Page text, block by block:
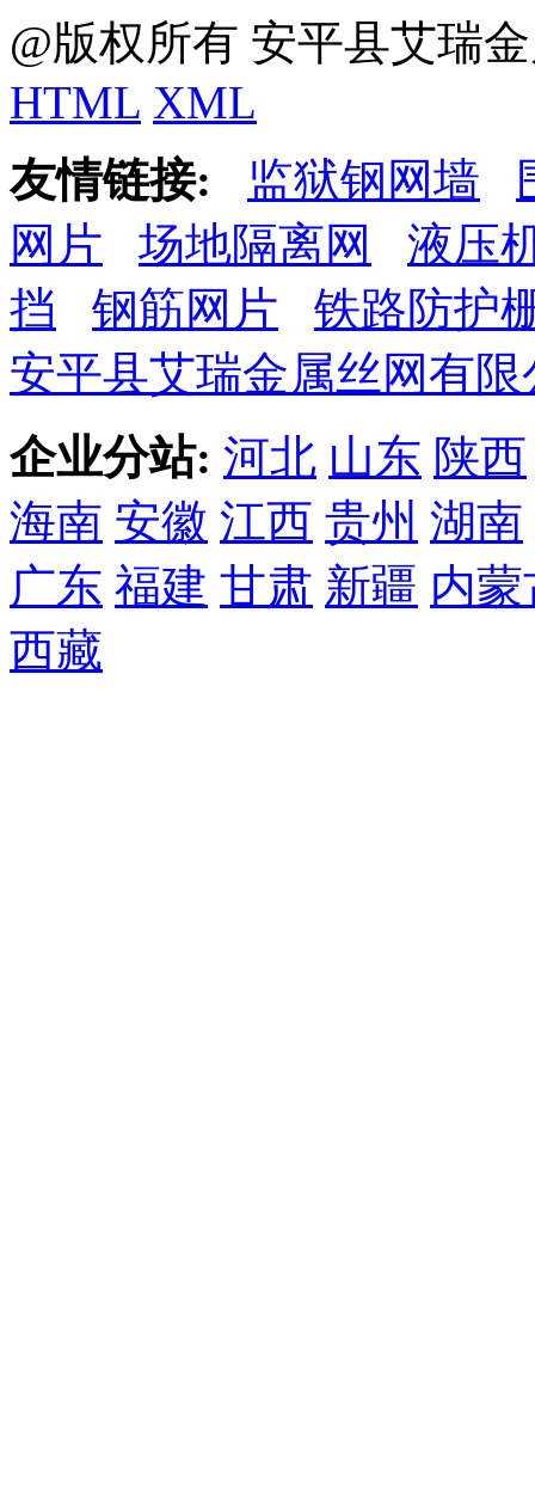
@版权所有 安平县艾瑞
HTML XML
友情链接:
监狱钢网墙
网片
场地隔离网
液压
挡
钢筋网片
铁路防护
安平县艾瑞金属丝网有限
企业分站: 河北 山东 陕西
海南 安徽 江西 贵州 湖南
广东 福建 甘肃 新疆 内蒙
西藏